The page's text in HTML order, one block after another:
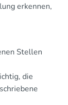
erkennen,
Stellen
die